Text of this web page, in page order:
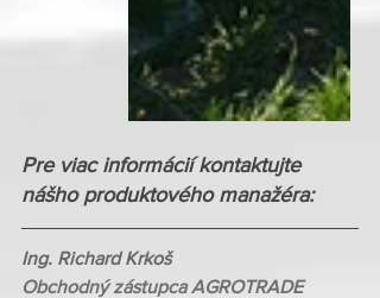
Pre viac informácií kontaktujte
nášho produktového manažéra:
Ing. Richard Krkoš
Obchodný zástupca AGROTRADE